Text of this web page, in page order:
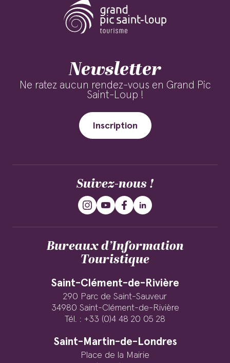
Newsletter
Ne ratez aucun rendez-vous en Grand Pic
Saint-Loup !
Inscription
Suivez-nous !
Bureaux d’Information
Touristique
Saint-Clément-de-Rivière
290 Parc de Saint-Sauveur
34980 Saint-Clément-de-Rivière
Tél. : +33 (0)4 48 20 05 28
Saint-Martin-de-Londres
Place de la Mairie